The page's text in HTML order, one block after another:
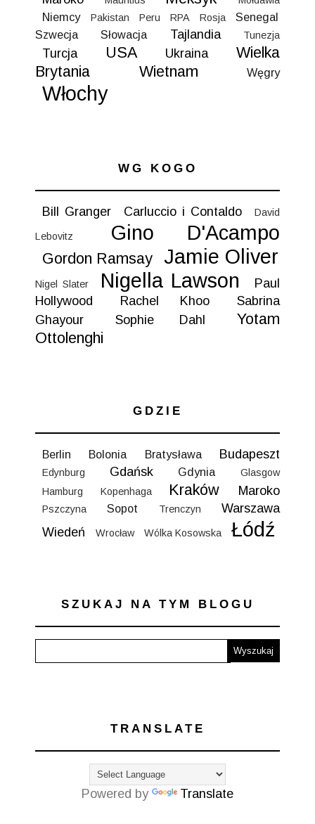
Niemcy Pakistan Peru RPA Rosja
Senegal
Szwecja
Słowacja Tajlandia Tunezja
Turcja USA Ukraina
Wielka
Brytania
Wietnam Węgry
Włochy
WG KOGO
Bill Granger Carluccio i Contaldo David
Lebovitz Gino D'Acampo
Gordon Ramsay Jamie Oliver
Nigel Slater Nigella Lawson
Paul
Hollywood
Rachel Khoo
Sabrina
Ghayour
Sophie Dahl
Yotam
Ottolenghi
GDZIE
Berlin Bolonia Bratysława Budapeszt
Edynburg Gdańsk Gdynia
Glasgow
Hamburg
Kopenhaga Kraków Maroko
Pszczyna Sopot Trenczyn
Warszawa
Wiedeń
Wrocław Wólka Kosowska Łódź
SZUKAJ NA TYM BLOGU
TRANSLATE
Powered by Translate